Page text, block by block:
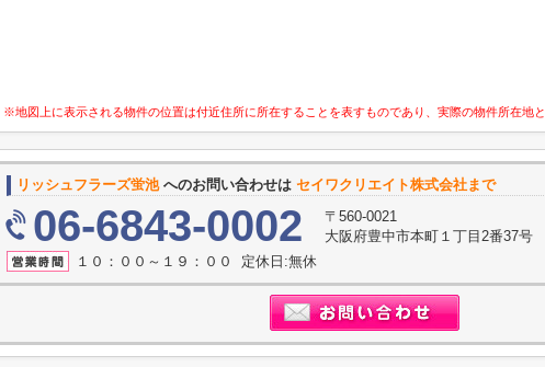
※地図上に表示される物件の位置は付近住所に所在することを表すものであり、実際の物件所在地
リッシュフラーズ蛍池へのお問い合わせは セイワクリエイト株式会社まで
06-6843-0002
〒560-0021
大阪府豊中市本町１丁目2番37号
１０：００～１９：００ 定休日:無休